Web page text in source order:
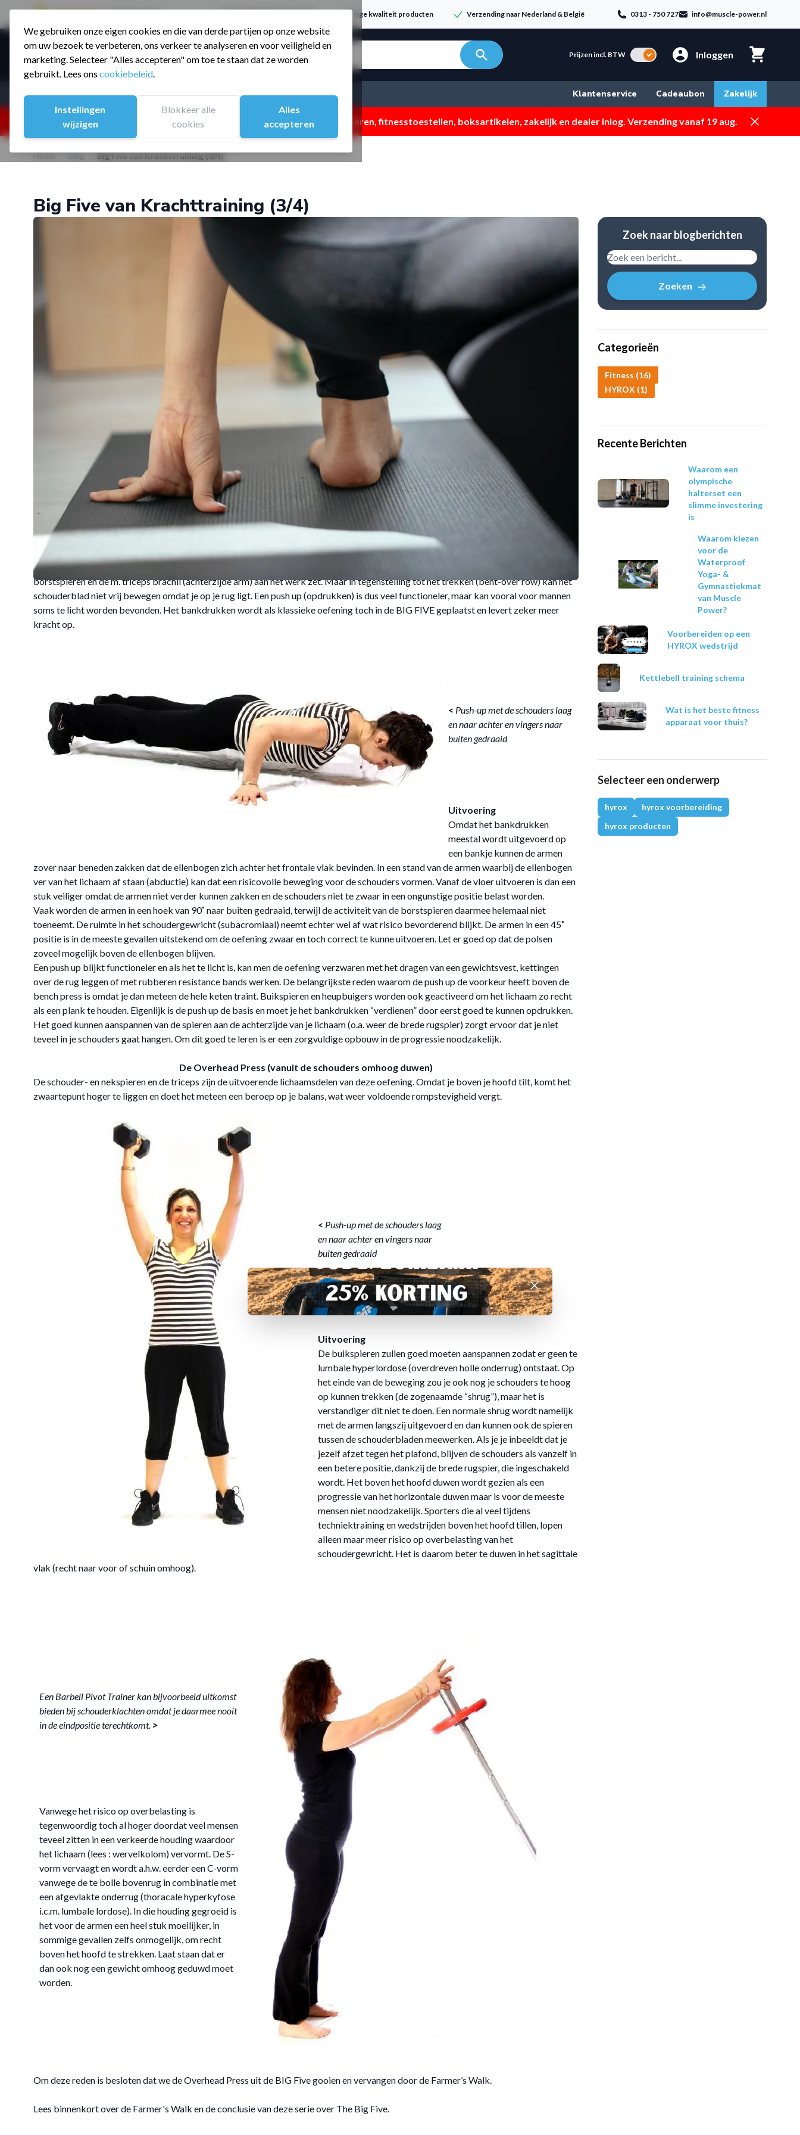
We gebruiken onze eigen cookies en die van derde partijen op onze website
om uw bezoek te verbeteren, ons verkeer te analyseren en voor veiligheid en
marketing. Selecteer "Alles accepteren" om toe te staan dat ze worden
gebruikt. Lees ons cookiebeleid.
Instellingen
wijzigen
Blokkeer alle
cookies
Alles
accepteren
Hoge kwaliteit producten Verzending naar Nederland & België 0313 - 750 727 info@muscle-power.nl
Ga naar de inhoud
Producten zoeken...
Prijzen incl. BTW Incl. BTW Inloggen
Assortiment Sporten Klantenservice Cadeaubon Zakelijk
25% korting ivm vakantiesluiting. Gebruik code: ZOMERMP. muv vloeren, fitnesstoestellen, boksartikelen, zakelijk en dealer inlog. Verzending vanaf 19 aug. Dismiss
Home / Blog / Big Five van Krachttraining (3/4)
Big Five van Krachttraining (3/4)
4 min leestijd Door Debbie Geplaatst op 21 Apr 2023
- klik om te openen/sluiten
De Bench Press (bankdrukken)
Voor- en achterzijde van het lichaam dienen evenredig getraind te worden dus naast het trekken, komt ook duwen aan bod wat de
borstspieren en de m. triceps brachii (achterzijde arm) aan het werk zet. Maar in tegenstelling tot het trekken (bent-over row) kan het
schouderblad niet vrij bewegen omdat je op je rug ligt. Een push up (opdrukken) is dus veel functioneler, maar kan vooral voor mannen
soms te licht worden bevonden. Het bankdrukken wordt als klassieke oefening toch in de BIG FIVE geplaatst en levert zeker meer
kracht op.
< Push-up met de schouders laag
en naar achter en vingers naar
buiten gedraaid
Uitvoering
Omdat het bankdrukken
meestal wordt uitgevoerd op
een bankje kunnen de armen
zover naar beneden zakken dat de ellenbogen zich achter het frontale vlak bevinden. In een stand van de armen waarbij de ellenbogen
ver van het lichaam af staan (abductie) kan dat een risicovolle beweging voor de schouders vormen. Vanaf de vloer uitvoeren is dan een
stuk veiliger omdat de armen niet verder kunnen zakken en de schouders niet te zwaar in een ongunstige positie belast worden.
Vaak worden de armen in een hoek van 90˚ naar buiten gedraaid, terwijl de activiteit van de borstspieren daarmee helemaal niet
toeneemt. De ruimte in het schoudergewricht (subacromiaal) neemt echter wel af wat risico bevorderend blijkt. De armen in een 45˚
positie is in de meeste gevallen uitstekend om de oefening zwaar en toch correct te kunne uitvoeren. Let er goed op dat de polsen
zoveel mogelijk boven de ellenbogen blijven.
Een push up blijkt functioneler en als het te licht is, kan men de oefening verzwaren met het dragen van een gewichtsvest, kettingen
over de rug leggen of met rubberen resistance bands werken. De belangrijkste reden waarom de push up de voorkeur heeft boven de
bench press is omdat je dan meteen de hele keten traint. Buikspieren en heupbuigers worden ook geactiveerd om het lichaam zo recht
als een plank te houden. Eigenlijk is de push up de basis en moet je het bankdrukken “verdienen” door eerst goed te kunnen opdrukken.
Het goed kunnen aanspannen van de spieren aan de achterzijde van je lichaam (o.a. weer de brede rugspier) zorgt ervoor dat je niet
teveel in je schouders gaat hangen. Om dit goed te leren is er een zorgvuldige opbouw in de progressie noodzakelijk.
De Overhead Press (vanuit de schouders omhoog duwen)
De schouder- en nekspieren en de triceps zijn de uitvoerende lichaamsdelen van deze oefening. Omdat je boven je hoofd tilt, komt het
zwaartepunt hoger te liggen en doet het meteen een beroep op je balans, wat weer voldoende rompstevigheid vergt.
< Push-up met de schouders laag
en naar achter en vingers naar
buiten gedraaid
Uitvoering
De buikspieren zullen goed moeten aanspannen zodat er geen te
lumbale hyperlordose (overdreven holle onderrug) ontstaat. Op
het einde van de beweging zou je ook nog je schouders te hoog
op kunnen trekken (de zogenaamde “shrug”), maar het is
verstandiger dit niet te doen. Een normale shrug wordt namelijk
met de armen langszij uitgevoerd en dan kunnen ook de spieren
tussen de schouderbladen meewerken. Als je je inbeeldt dat je
jezelf afzet tegen het plafond, blijven de schouders als vanzelf in
een betere positie, dankzij de brede rugspier, die ingeschakeld
wordt. Het boven het hoofd duwen wordt gezien als een
progressie van het horizontale duwen maar is voor de meeste
mensen niet noodzakelijk. Sporters die al veel tijdens
techniektraining en wedstrijden boven het hoofd tillen, lopen
alleen maar meer risico op overbelasting van het
schoudergewricht. Het is daarom beter te duwen in het sagittale
vlak (recht naar voor of schuin omhoog).
Een Barbell Pivot Trainer kan bijvoorbeeld uitkomst
bieden bij schouderklachten omdat je daarmee nooit
in de eindpositie terechtkomt. >
Vanwege het risico op overbelasting is
tegenwoordig toch al hoger doordat veel mensen
teveel zitten in een verkeerde houding waardoor
het lichaam (lees : wervelkolom) vervormt. De S-
vorm vervaagt en wordt a.h.w. eerder een C-vorm
vanwege de te bolle bovenrug in combinatie met
een afgevlakte onderrug (thoracale hyperkyfose
i.c.m. lumbale lordose). In die houding gegroeid is
het voor de armen een heel stuk moeilijker, in
sommige gevallen zelfs onmogelijk, om recht
boven het hoofd te strekken. Laat staan dat er
dan ook nog een gewicht omhoog geduwd moet
worden.
Om deze reden is besloten dat we de Overhead Press uit de BIG Five gooien en vervangen door de Farmer’s Walk.
Lees binnenkort over de Farmer's Walk en de conclusie van deze serie over The Big Five.
Zoek naar blogberichten
Zoeken
Categorieën
Fitness (16)
HYROX (1)
Recente Berichten
Waarom een
olympische
halterset een
slimme investering
is
Waarom kiezen
voor de
Waterproof
Yoga- &
Gymnastiekmat
van Muscle
Power?
Voorbereiden op een
HYROX wedstrijd
Kettlebell training schema
Wat is het beste fitness
apparaat voor thuis?
Selecteer een onderwerp
hyrox
hyrox voorbereiding
hyrox producten
Afwijzen